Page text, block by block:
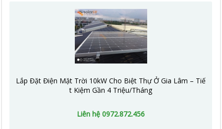
Lắp Đặt Điện Mặt Trời 10kW Cho Biệt Thự Ở Gia Lâm – Tiế
t Kiệm Gần 4 Triệu/Tháng
Liên hệ 0972.872.456